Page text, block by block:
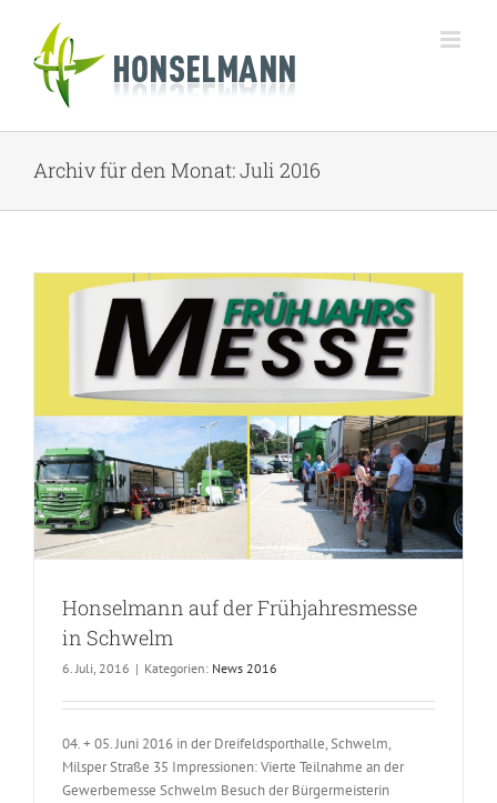
springen
Archiv für den Monat:Juli 2016
Honselmann auf der Frühjahresmesse
in Schwelm
6. Juli, 2016 | Kategorien: News 2016
04. + 05. Juni 2016 in der Dreifeldsporthalle, Schwelm,
Milsper Straße 35 Impressionen: Vierte Teilnahme an der
Gewerbemesse Schwelm Besuch der Bürgermeisterin